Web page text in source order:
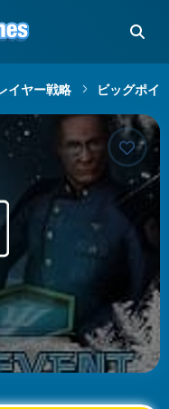
イヤー戦略 ビッグポイ